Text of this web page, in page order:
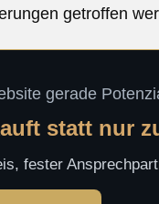
getroffen
gerade
statt nur
fester